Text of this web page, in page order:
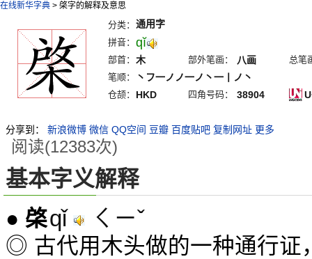
在线新华字典 > 棨字的解释及意思
分类： 通用字
拼音： qĭ
部首： 木 部外笔画： 八画
总笔
笔顺：
丶フ一ノノ一ノ丶一丨ノ丶
仓颉： HKD 四角号码： 38904
分享到： 新浪微博 微信 QQ空间 豆瓣 百度贴吧 复制网址 更多
阅读(12383次)
基本字义解释
● 棨qǐ ㄑㄧˇ
◎ 古代用木头做的一种通行证